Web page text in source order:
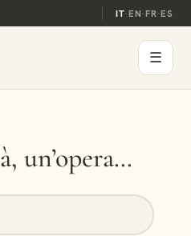
IT·EN·FR·ES
☰
un’opera…